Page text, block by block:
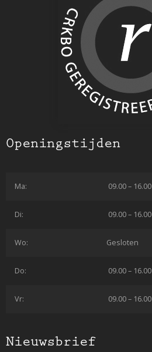
Openingstijden
Ma: 09.00 – 16.00
Di: 09.00 – 16.00
Wo: Gesloten
Do: 09.00 – 16.00
Vr: 09.00 – 16.00
Nieuwsbrief